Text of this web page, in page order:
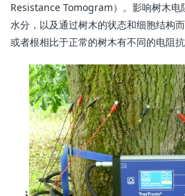
Resistance Tomogram）。影响树木电
水分，以及通过树木的状态和细胞结构
或者根相比于正常的树木有不同的电阻抗